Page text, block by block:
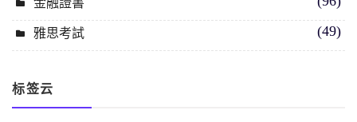
金融證書
雅思考試 (49)
标签云